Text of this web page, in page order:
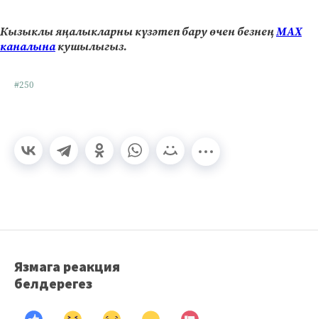
Кызыклы яңалыкларны күзәтеп бару өчен безнеңМАХ
каналынакушылыгыз.
#250
Язмага реакция
белдерегез